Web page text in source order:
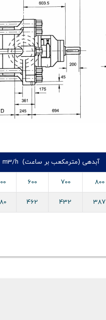
آبدهی (مترمکعب بر ساعت) m3/h
800
700
600
387
432
462